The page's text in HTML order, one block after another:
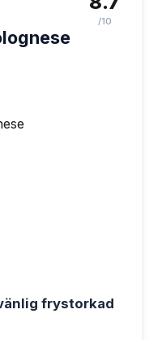
/10
frystorkad